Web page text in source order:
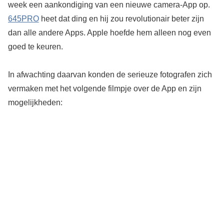
week een aankondiging van een nieuwe camera-App op.
645PROheet dat ding en hij zou revolutionair beter zijn
dan alle andere Apps. Apple hoefde hem alleen nog even
goed te keuren.
In afwachting daarvan konden de serieuze fotografen zich
vermaken met het volgende filmpje over de App en zijn
mogelijkheden: